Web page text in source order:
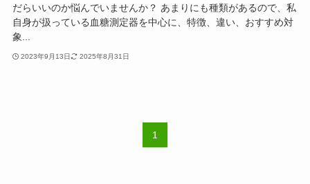
だらいいのか悩んでいませんか？ あまりにも種類があるので、私
自身が扱っている血糖測定器を中心に、特徴、違い、おすすめ対
象...
2023年9月13日 2025年8月31日
1